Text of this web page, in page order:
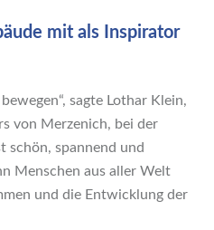
mit als Inspirator
sagte Lothar Klein,
von Merzenich, bei der
schön, spannend und
Menschen aus aller Welt
und die Entwicklung der